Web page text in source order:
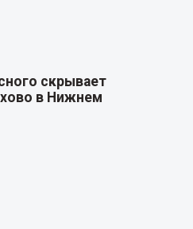
скрывает
в Нижнем